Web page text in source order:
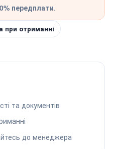
передплати.
при отриманні
та документів
до менеджера